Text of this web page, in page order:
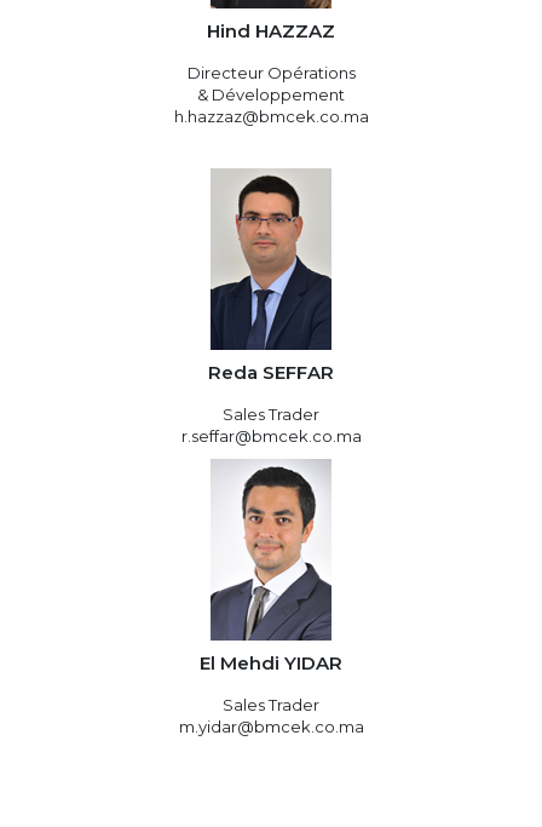
Hind HAZZAZ
Directeur Opérations
& Développement
h.hazzaz@bmcek.co.ma
Reda SEFFAR
Sales Trader
r.seffar@bmcek.co.ma
El Mehdi YIDAR
Sales Trader
m.yidar@bmcek.co.ma